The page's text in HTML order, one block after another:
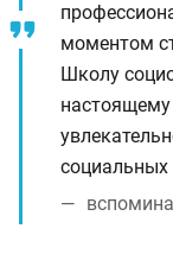
моментом
Школу
социальных